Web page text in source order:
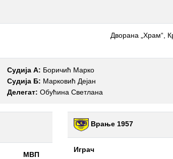
Дворана „Храм“,
Судија А: Боричић Марко
Судија Б: Марковић Дејан
Делегат: Обућина Светлана
МВП
Врање 1957
Играч